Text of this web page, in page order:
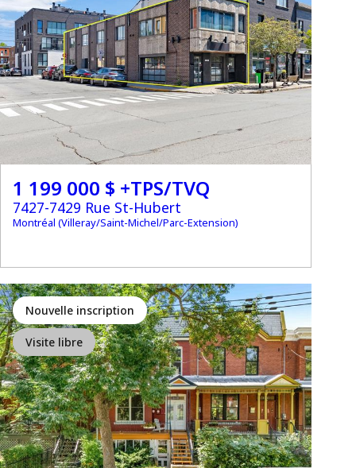
1 199 000 $ +TPS/TVQ
7427-7429 Rue St-Hubert
Montréal (Villeray/Saint-Michel/Parc-Extension)
Nouvelle inscription
Visite libre